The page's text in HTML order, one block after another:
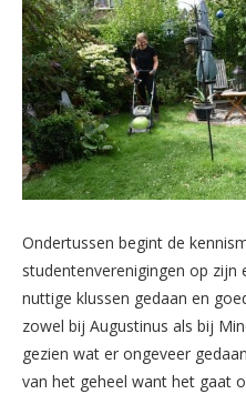
Ondertussen begint de
studentenverenigingen op
nuttige klussen gedaan en
zowel bij Augustinus als bij
gezien wat er ongeveer
van het geheel want het gaat